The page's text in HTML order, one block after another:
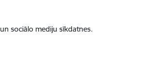
sociālo mediju sīkdatnes.